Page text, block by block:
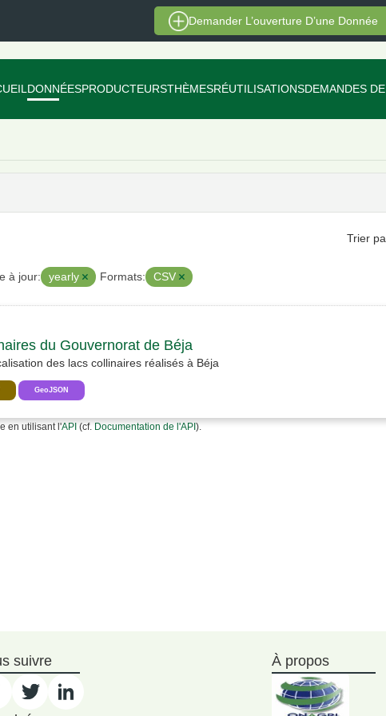
Demander L’ouverture D’une Donnée
DONNÉESPRODUCTEURSTHÈMESRÉUTILISATIONSDEMANDES
Trier
à jour: yearly Formats: CSV
du Gouvernorat de Béja
des lacs collinaires réalisés à Béja
GeoJSON
en utilisant l'API (cf. Documentation de l'API ).
suivre À propos